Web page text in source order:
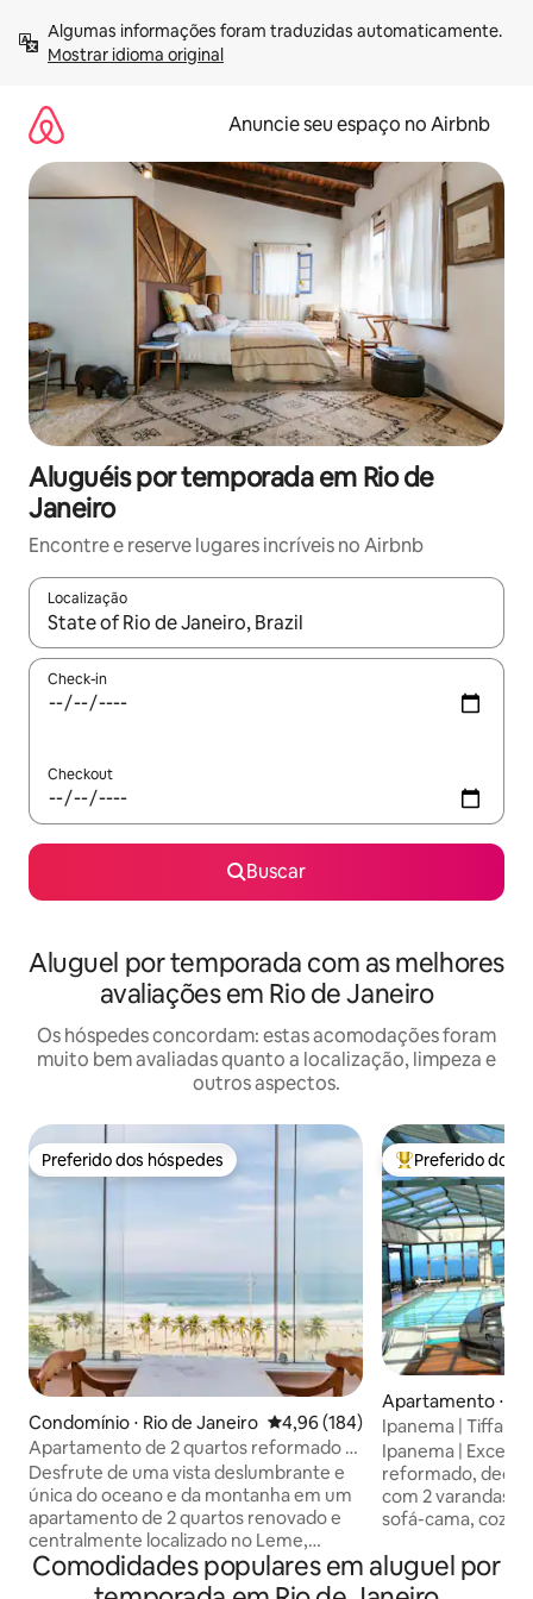
para
Mostrar idioma original
Anuncie seu espaço no Airbnb
Aluguéis por temporada em Rio de
Janeiro
Encontre e reserve lugares incríveis no Airbnb
Localização
Quando os resultados estiverem disponíveis, explore-os
Check-in
Checkout
Buscar
Aluguel por temporada com as melhores
avaliações em Rio de Janeiro
Os hóspedes concordam: estas acomodações foram
muito bem avaliadas quanto a localização, limpeza e
outros aspectos.
Preferido dos hóspedes
Preferido dos hóspedes
Condomínio ⋅ Rio de Janeiro 4,96 de uma avaliação média de
4,96 (184)
Apartamento de 2 quartos reformado à
beira-mar
Desfrute de uma vista deslumbrante e
única do oceano e da montanha em um
apartamento de 2 quartos renovado e
centralmente localizado no Leme,
Copacabana, ideal para famílias e casais.
O apartamento é acolhedor e tem tudo
Entre os
Preferido dos
Apartamento ⋅
o
Ipanema |
para o mar | 2
Ipanema |
reformado,
com 2 varandas e
sofá-cama,
apenas 1 quadra
Residence, com
Comodidades populares em aluguel por